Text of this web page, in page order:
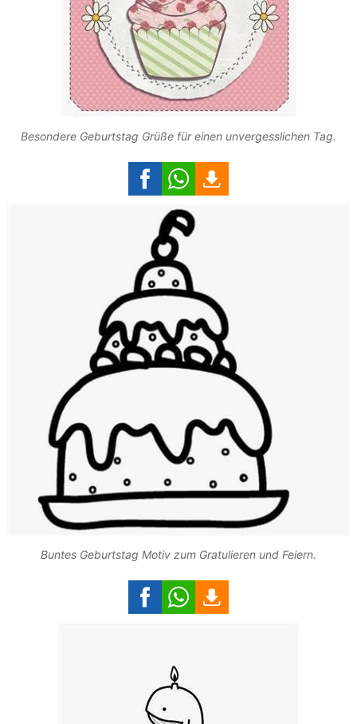
Besondere Geburtstag Grüße für einen unvergesslichen Tag.
Buntes Geburtstag Motiv zum Gratulieren und Feiern.